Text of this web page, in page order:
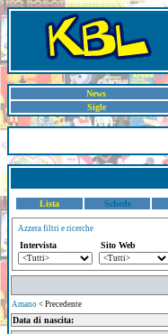
News
Sigle
Lista Schede
Azzera filtri e ricerche
Intervista Sito Web
Amano < Precedente
Data di nascita: